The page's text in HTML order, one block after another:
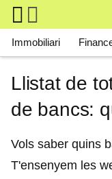
Skip to main content
Main navigation
Immobiliari
Llistat de
de bancs:
Vols saber quins
T'ensenyem les